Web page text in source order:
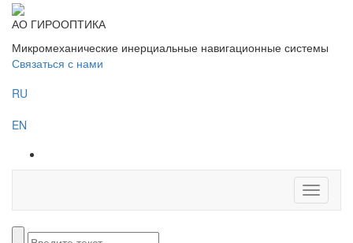
АО ГИРООПТИКА
Микромеханические инерциальные навигационные системы
Связаться с нами
RU
EN
Toggle